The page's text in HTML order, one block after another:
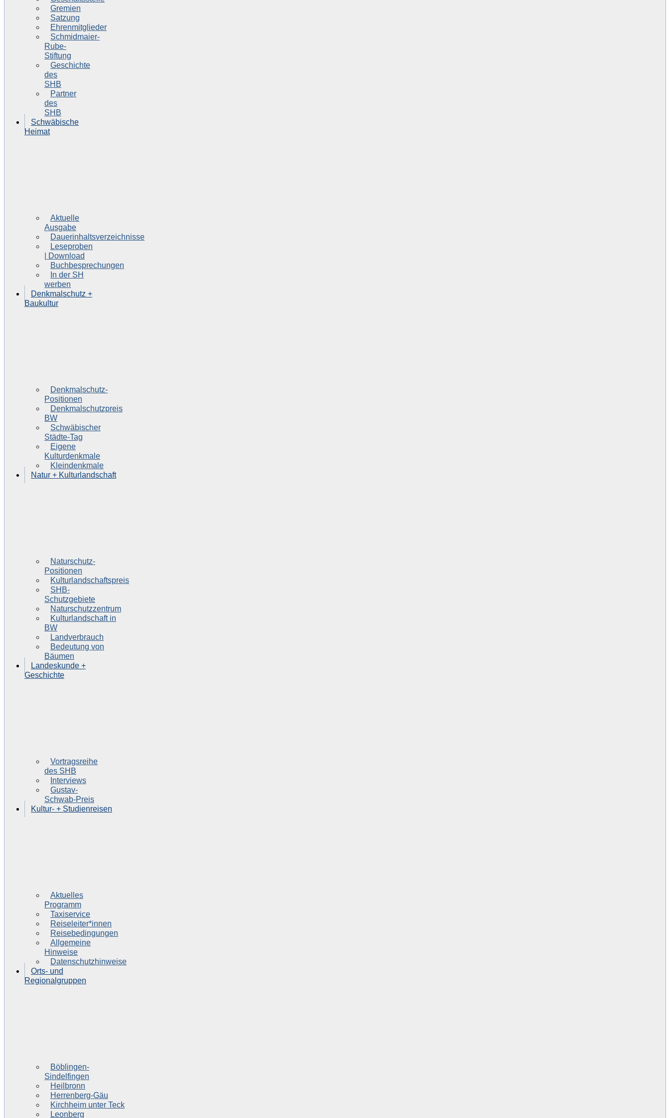
Gremien
Satzung
Ehrenmitglieder
Schmidmaier-
Rube-
Stiftung
Geschichte
des
SHB
Partner
des
SHB
Schwäbische
Heimat
Aktuelle
Ausgabe
Dauerinhaltsverzeichnisse
Leseproben
| Download
Buchbesprechungen
In der SH
werben
Denkmalschutz +
Baukultur
Denkmalschutz-
Positionen
Denkmalschutzpreis
BW
Schwäbischer
Städte-Tag
Eigene
Kulturdenkmale
Kleindenkmale
Natur + Kulturlandschaft
Naturschutz-
Positionen
Kulturlandschaftspreis
SHB-
Schutzgebiete
Naturschutzzentrum
Kulturlandschaft in
BW
Landverbrauch
Bedeutung von
Bäumen
Landeskunde +
Geschichte
Vortragsreihe
des SHB
Interviews
Gustav-
Schwab-Preis
Kultur- + Studienreisen
Aktuelles
Programm
Taxiservice
Reiseleiter*innen
Reisebedingungen
Allgemeine
Hinweise
Datenschutzhinweise
Orts- und
Regionalgruppen
Böblingen-
Sindelfingen
Heilbronn
Herrenberg-Gäu
Kirchheim unter Teck
Leonberg